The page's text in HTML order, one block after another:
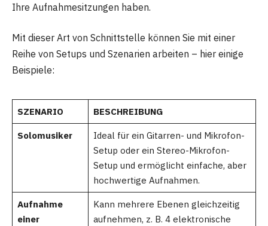
Ihre Aufnahmesitzungen haben.
Mit dieser Art von Schnittstelle können Sie mit einer
Reihe von Setups und Szenarien arbeiten – hier einige
Beispiele:
SZENARIO BESCHREIBUNG
Solomusiker
Ideal für ein Gitarren- und Mikrofon-
Setup oder ein Stereo-Mikrofon-
Setup und ermöglicht einfache, aber
hochwertige Aufnahmen.
Aufnahme
einer
Kann mehrere Ebenen gleichzeitig
aufnehmen, z. B. 4 elektronische